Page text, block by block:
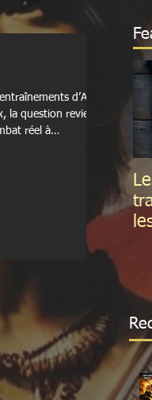
d’Arnis
la question revient
réel à